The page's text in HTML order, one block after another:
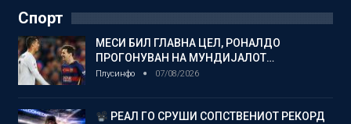
Спорт
МЕСИ БИЛ ГЛАВНА ЦЕЛ, РОНАЛДО
ПРОГОНУВАН НА МУНДИЈАЛОТ…
Плусинфо 07/08/2026
РЕАЛ ГО СРУШИ СОПСТВЕНИОТ РЕКОРД